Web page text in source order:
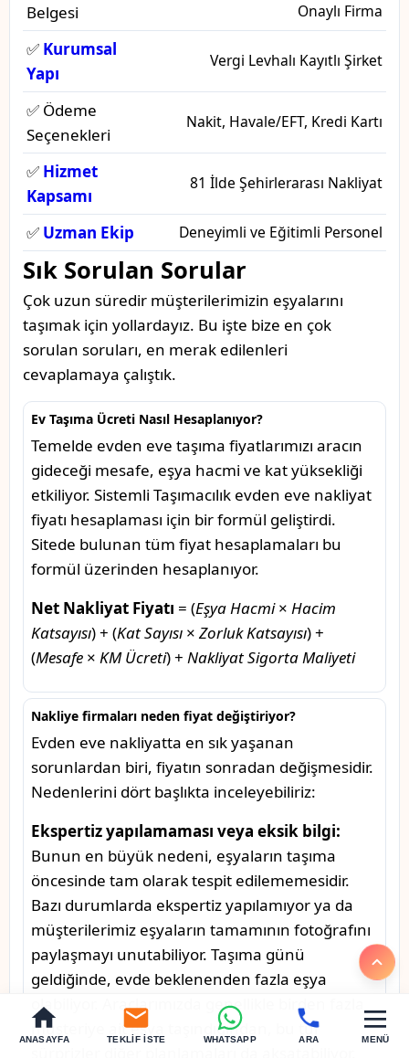
ANASAYFA TEKLIF İSTE WHATSAPP ARA MENÜ
Belgesi
Onaylı Firma
✅ Kurumsal
Yapı
Vergi Levhalı Kayıtlı Şirket
✅ Ödeme
Seçenekleri
Nakit, Havale/EFT, Kredi Kartı
✅ Hizmet
Kapsamı
81 İlde Şehirlerarası Nakliyat
✅ Uzman Ekip Deneyimli ve Eğitimli Personel
Sık Sorulan Sorular
Çok uzun süredir müşterilerimizin eşyalarını
taşımak için yollardayız. Bu işte bize en çok
sorulan soruları, en merak edilenleri
cevaplamaya çalıştık.
Ev Taşıma Ücreti Nasıl Hesaplanıyor?
Temelde evden eve taşıma fiyatlarımızı aracın
gideceği mesafe, eşya hacmi ve kat yüksekliği
etkiliyor. Sistemli Taşımacılık evden eve nakliyat
fiyatı hesaplaması için bir formül geliştirdi.
Sitede bulunan tüm fiyat hesaplamaları bu
formül üzerinden hesaplanıyor.
Net Nakliyat Fiyatı = (Eşya Hacmi× Hacim
Katsayısı) + (Kat Sayısı × Zorluk Katsayısı) +
(Mesafe × KM Ücreti) + Nakliyat Sigorta Maliyeti
Nakliye firmaları neden fiyat değiştiriyor?
Evden eve nakliyatta en sık yaşanan
sorunlardan biri, fiyatın sonradan değişmesidir.
Nedenlerini dört başlıkta inceleyebiliriz:
Ekspertiz yapılamaması veya eksik bilgi:
Bunun en büyük nedeni, eşyaların taşıma
öncesinde tam olarak tespit edilememesidir.
Bazı durumlarda ekspertiz yapılamıyor ya da
müşterilerimiz eşyaların tamamının fotoğrafını
paylaşmayı unutabiliyor. Taşıma günü
geldiğinde, evde beklenenden fazla eşya
olabiliyor. Araçlarımızda genellikle birden fazla
müşteriye ait eşya taşındığından, bu tür